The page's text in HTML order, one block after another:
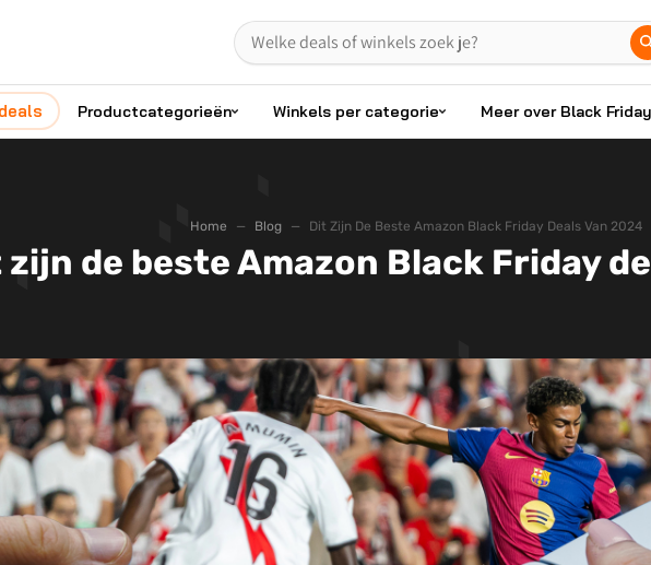
Productcategorieën Winkels per categorie Meer over Black Friday
Home Blog Dit Zijn De Beste Amazon Black Friday Deals Van 2024
zijn de beste Amazon Black Friday